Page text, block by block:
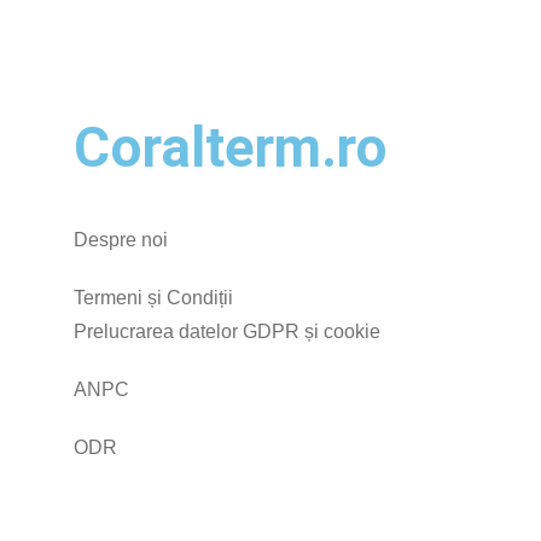
Coralterm.ro
Despre noi
Termeni și Condiții
Prelucrarea datelor GDPR și cookie
ANPC
ODR